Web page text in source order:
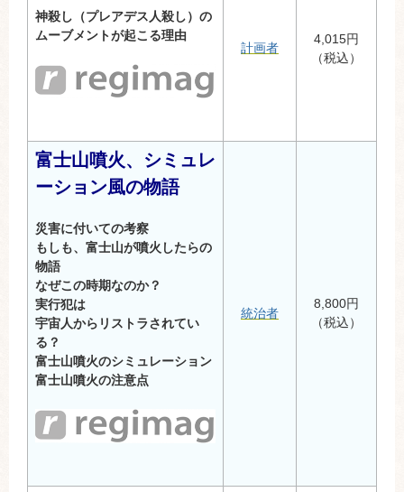
神殺し（プレアデス人殺し）の
ムーブメントが起こる理由
計画者
4,015円
（税込）
富士山噴火、シミュレ
ーション風の物語
災害に付いての考察
もしも、富士山が噴火したらの
物語
なぜこの時期なのか？
実行犯は
宇宙人からリストラされてい
る？
富士山噴火のシミュレーション
富士山噴火の注意点
統治者
8,800円
（税込）